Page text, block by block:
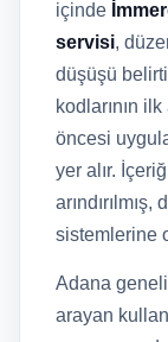
içinde
servisi,
düşüşü
kodlarının
öncesi
yer alır.
sistemlerine
Adana
arayan